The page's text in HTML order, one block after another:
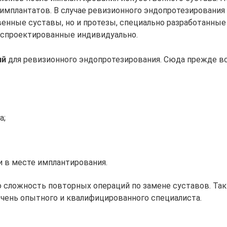
В случае ревизионного эндопротезирования
суставы, но и протезы, специально разработанные
индивидуально.
для ревизионного эндопротезирования. Сюда прежде
в месте имплантирования.
повторных операций по замене суставов.
опытного и квалифицированного специалиста.